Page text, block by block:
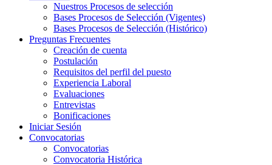
Nuestros Procesos de selección
Bases Procesos de Selección (Vigentes)
Bases Procesos de Selección (Histórico)
Preguntas Frecuentes
Creación de cuenta
Postulación
Requisitos del perfil del puesto
Experiencia Laboral
Evaluaciones
Entrevistas
Bonificaciones
Iniciar Sesión
Convocatorias
Convocatorias
Convocatoria Histórica